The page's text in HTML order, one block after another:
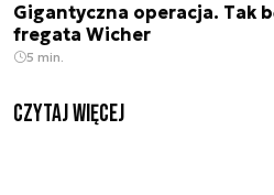
Gigantyczna operacja. Tak
fregata Wicher
5 min.
czytaj więcej